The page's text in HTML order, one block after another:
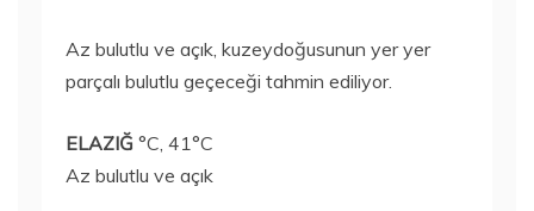
Az bulutlu ve açık, kuzeydoğusunun yer yer
parçalı bulutlu geçeceği tahmin ediliyor.
ELAZIĞ °C, 41°C
Az bulutlu ve açık